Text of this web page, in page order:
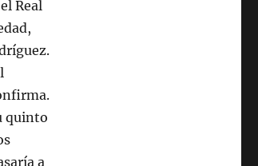
Real
quinto
a